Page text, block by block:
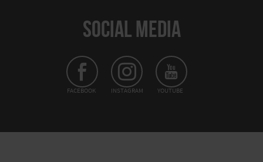
SOCIAL MEDIA
FACEBOOK INSTAGRAM YOUTUBE